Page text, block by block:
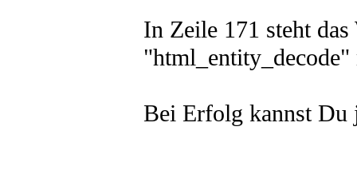
In Zeile 171 steht
"html_entity_decode"
Bei Erfolg kannst Du